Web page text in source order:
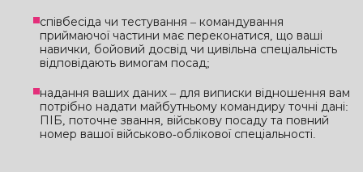
співбесіда чи тестування – командування
приймаючої частини має переконатися, що ваші
навички, бойовий досвід чи цивільна спеціальність
відповідають вимогам посад;
надання ваших даних – для виписки відношення вам
потрібно надати майбутньому командиру точні дані:
ПІБ, поточне звання, військову посаду та повний
номер вашої військово-облікової спеціальності.